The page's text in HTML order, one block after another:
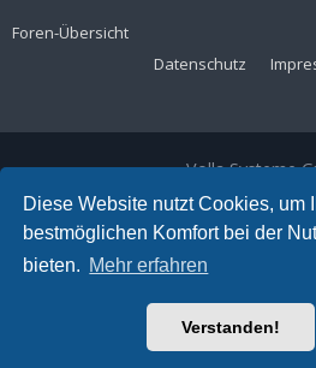
Diese Website nutzt Cookies, um
bestmöglichen Komfort bei der
bieten. Mehr erfahren
Verstanden!
Foren-Übersicht
Datenschutz
Volla Systeme
Kölner Straße
42897
Telefon:+49 2191
E-Mail:
Ariki Theme by